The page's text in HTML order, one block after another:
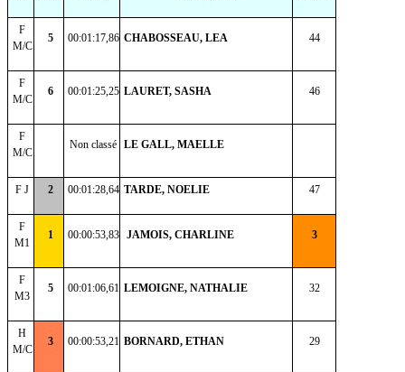
F
M/C
5 00:01:17,86 CHABOSSEAU, LEA 44
F
M/C
6 00:01:25,25 LAURET, SASHA 46
F
M/C
Non classé LE GALL, MAELLE
F J 2 00:01:28,64 TARDE, NOELIE 47
F
M1
1 00:00:53,83 JAMOIS, CHARLINE 3
F
M3
5 00:01:06,61 LEMOIGNE, NATHALIE 32
H
M/C
3 00:00:53,21 BORNARD, ETHAN 29